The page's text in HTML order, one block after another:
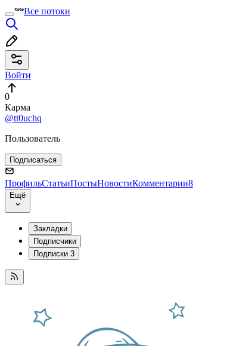
Все потоки
Войти
0
Карма
@tt0uchq
Пользователь
Подписаться
ПрофильСтатьиПостыНовостиКомментарии8
Ещё
Закладки
Подписчики
Подписки 3